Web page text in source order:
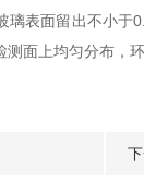
面留出不小于
面上均匀分布，环